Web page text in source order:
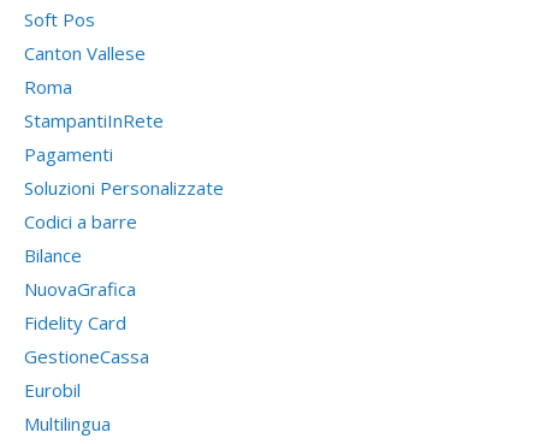
Soft Pos
Canton Vallese
Roma
StampantiInRete
Pagamenti
Soluzioni Personalizzate
Codici a barre
Bilance
NuovaGrafica
Fidelity Card
GestioneCassa
Eurobil
Multilingua